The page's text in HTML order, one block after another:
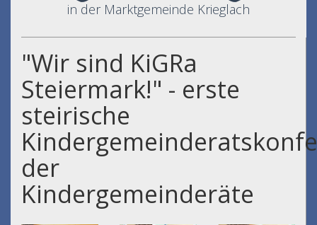
in der Marktgemeinde Krieglach
"Wir sind KiGRa
Steiermark!" - erste
steirische
der
Kindergemeinderäte